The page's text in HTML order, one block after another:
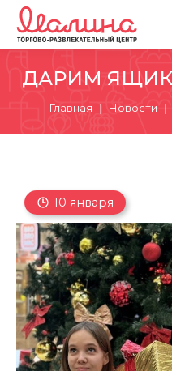
ДАРИМ
Вы здесь:
Главная Новости
10 января